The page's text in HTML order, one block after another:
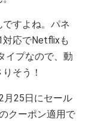
すよね。パネ
対応でNetflixも
イプなので、動
そう！
月25日にセール
クーポン適用で